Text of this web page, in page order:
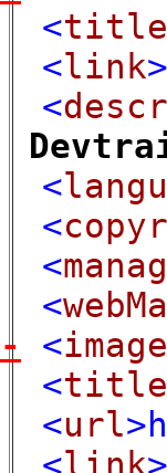
<title
<link>
<
<
<
<
<
-
<image
<title
<url>
<link>